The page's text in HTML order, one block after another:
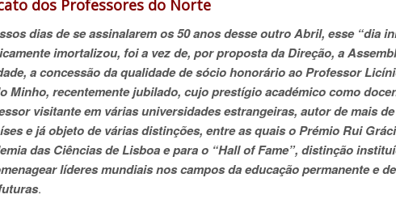
dos Professores do Norte
dias de se assinalarem os 50 anos desse outro Abril, esse “dia
imortalizou, foi a vez de, por proposta da Direção, a
a concessão da qualidade de sócio honorário ao Professor
Minho, recentemente jubilado, cujo prestígio académico como
visitante em várias universidades estrangeiras, autor de mais
e já objeto de várias distinções, entre as quais o Prémio Rui
das Ciências de Lisboa e para o “Hall of Fame”, distinção
líderes mundiais nos campos da educação permanente e de
.